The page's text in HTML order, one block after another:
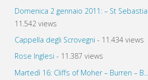
Domenica 2 gennaio 2011: – St
11.542 views
Cappella degli Scrovegni - 11.434 views
Rose Inglesi - 11.387 views
Martedì 16: Cliffs of Moher – Burren – B...